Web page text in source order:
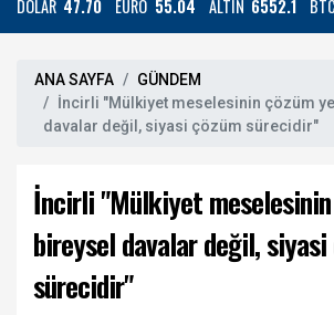
DOLAR 47.70 EURO 55.04 ALTIN 6552.1 BTC
ANA SAYFA
GÜNDEM
İncirli "Mülkiyet meselesinin çözüm
davalar değil, siyasi çözüm sürecidir"
İncirli "Mülkiyet
bireysel davalar değil, siyasi
sürecidir"